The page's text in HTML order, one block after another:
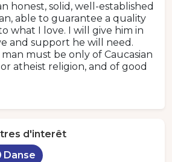
honest, solid, well-established
able to guarantee a quality
what I love. I will give him in
and support he will need.
must be only of Caucasian
atheist religion, and of good
d'interêt
Danse